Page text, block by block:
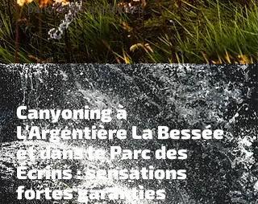
panoramas grandioses.
Canyoning à
L'Argentière La Bessée
et dans le Parc des
Écrins : sensations
fortes garanties